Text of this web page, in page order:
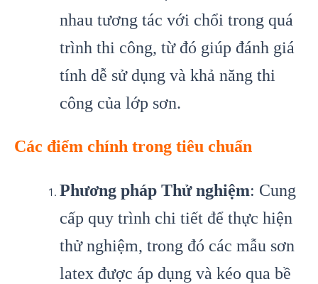
nhau tương tác với chổi trong quá
trình thi công, từ đó giúp đánh giá
tính dễ sử dụng và khả năng thi
công của lớp sơn.
Các điểm chính trong tiêu chuẩn
Phương pháp Thử nghiệm: Cung
cấp quy trình chi tiết để thực hiện
thử nghiệm, trong đó các mẫu sơn
latex được áp dụng và kéo qua bề